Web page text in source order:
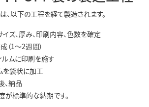
、以下の工程を経て製造されます。
イズ、厚み、印刷内容、色数を確定
（1〜2週間）
ルムに印刷を施す
を袋状に加工
、納品
標準的な納期です。